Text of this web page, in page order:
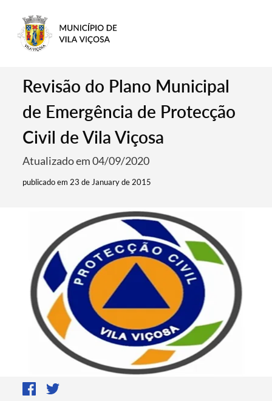
Revisão do Plano Municipal
de Emergência de Protecção
Civil de Vila Viçosa
Atualizado em 04/09/2020
publicado em 23 de January de 2015